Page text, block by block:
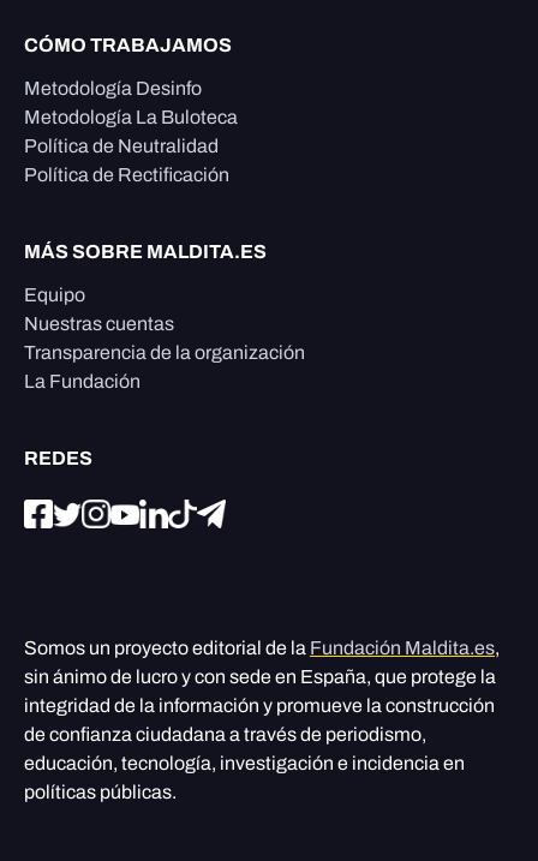
CÓMO TRABAJAMOS
Metodología Desinfo
Metodología La Buloteca
Política de Neutralidad
Política de Rectificación
MÁS SOBRE MALDITA.ES
Equipo
Nuestras cuentas
Transparencia de la organización
La Fundación
REDES
Somos un proyecto editorial de la Fundación Maldita.es,
sin ánimo de lucro y con sede en España, que protege la
integridad de la información y promueve la construcción
de confianza ciudadana a través de periodismo,
educación, tecnología, investigación e incidencia en
políticas públicas.